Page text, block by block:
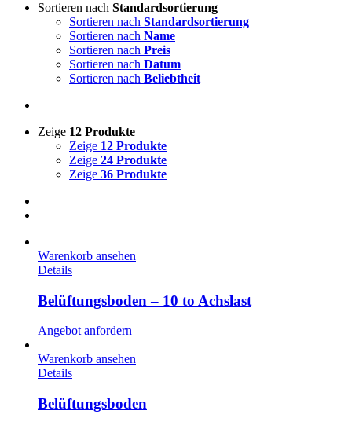
Sortieren nach Standardsortierung
Sortieren nach Standardsortierung
Sortieren nach Name
Sortieren nach Preis
Sortieren nach Datum
Sortieren nach Beliebtheit
Zeige 12 Produkte
Zeige 12 Produkte
Zeige 24 Produkte
Zeige 36 Produkte
Warenkorb ansehen
Details
Belüftungsboden – 10 to Achslast
Angebot anfordern
Warenkorb ansehen
Details
Belüftungsboden